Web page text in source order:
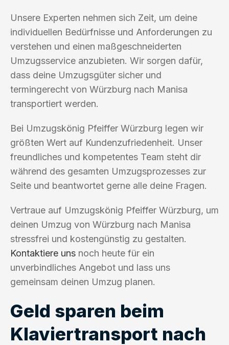
Unsere Experten nehmen sich Zeit, um deine
individuellen Bedürfnisse und Anforderungen zu
verstehen und einen maßgeschneiderten
Umzugsservice anzubieten. Wir sorgen dafür,
dass deine Umzugsgüter sicher und
termingerecht von Würzburg nach Manisa
transportiert werden.
Bei Umzugskönig Pfeiffer Würzburg legen wir
größten Wert auf Kundenzufriedenheit. Unser
freundliches und kompetentes Team steht dir
während des gesamten Umzugsprozesses zur
Seite und beantwortet gerne alle deine Fragen.
Vertraue auf Umzugskönig Pfeiffer Würzburg, um
deinen Umzug von Würzburg nach Manisa
stressfrei und kostengünstig zu gestalten.
Kontaktiere uns noch heute für ein
unverbindliches Angebot und lass uns
gemeinsam deinen Umzug planen.
Geld sparen beim
Klaviertransport nach